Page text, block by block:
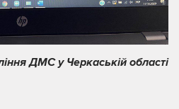
ДМС у Черкаській області